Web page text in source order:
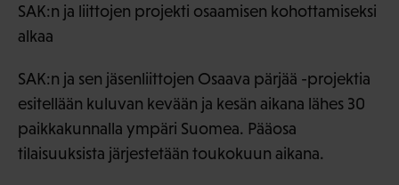
SAK:n ja liittojen projekti osaamisen kohottamiseksi
alkaa
SAK:n ja sen jäsenliittojen Osaava pärjää -projektia
esitellään kuluvan kevään ja kesän aikana lähes 30
paikkakunnalla ympäri Suomea. Pääosa
tilaisuuksista järjestetään toukokuun aikana.